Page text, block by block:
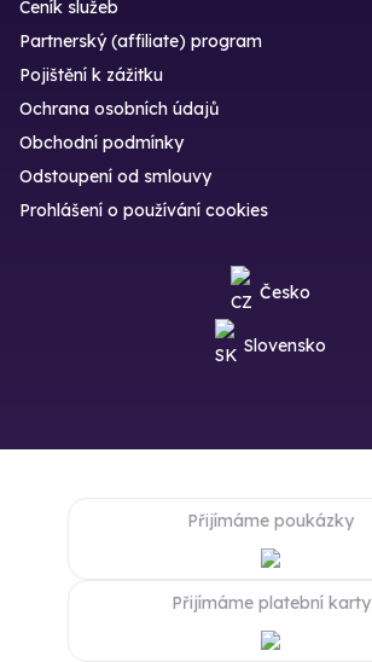
Ceník služeb
Partnerský (affiliate) program
Pojištění k zážitku
Ochrana osobních údajů
Obchodní podmínky
Odstoupení od smlouvy
Prohlášení o používání cookies
Česko
Slovensko
Přijímáme poukázky
Přijímáme platební karty